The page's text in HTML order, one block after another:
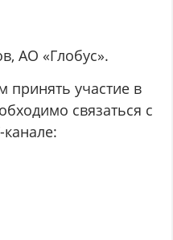
АО «Глобус».
участие в
связаться с